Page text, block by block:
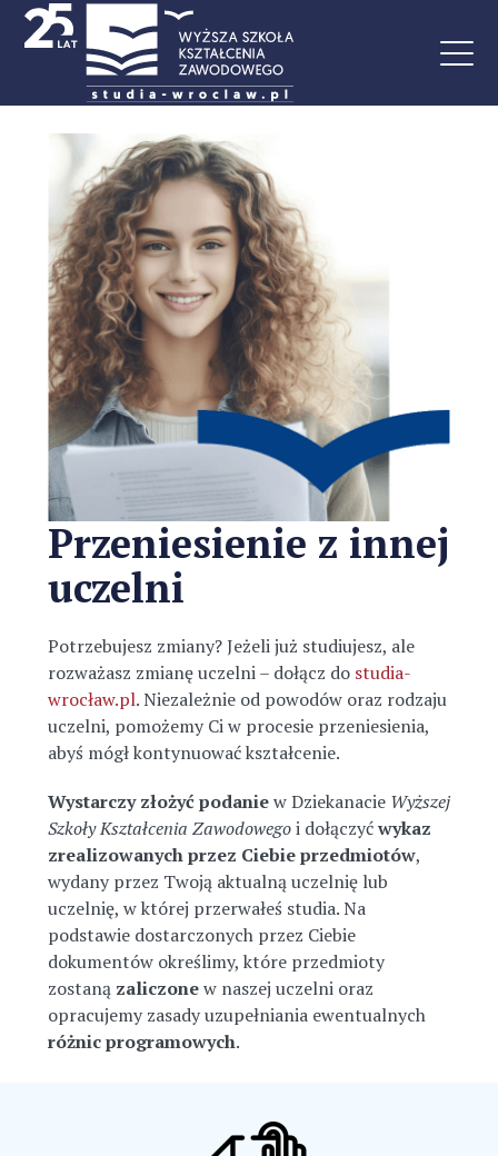
Przeniesienie z innej
uczelni
Potrzebujesz zmiany? Jeżeli już studiujesz, ale
rozważasz zmianę uczelni – dołącz do studia-
wrocław.pl. Niezależnie od powodów oraz rodzaju
uczelni, pomożemy Ci w procesie przeniesienia,
abyś mógł kontynuować kształcenie.
Wystarczy złożyć podaniew Dziekanacie Wyższej
Szkoły Kształcenia Zawodowegoi dołączyćwykaz
zrealizowanych przez Ciebie przedmiotów,
wydany przez Twoją aktualną uczelnię lub
uczelnię, w której przerwałeś studia. Na
podstawie dostarczonych przez Ciebie
dokumentów określimy, które przedmioty
zostaną zaliczonew naszej uczelni oraz
opracujemy zasady uzupełniania ewentualnych
różnic programowych.